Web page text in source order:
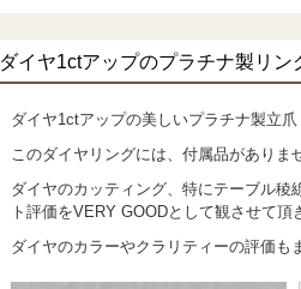
ダイヤ1ctアップのプラチナ製リン
ダイヤ1ctアップの美しいプラチナ製立爪
このダイヤリングには、付属品がありま
ダイヤのカッティング、特にテーブル稜
ト評価をVERY GOODとして観させて頂
ダイヤのカラーやクラリティーの評価も